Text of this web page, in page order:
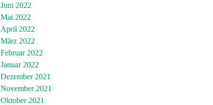
Juni 2022
Mai 2022
April 2022
März 2022
Februar 2022
Januar 2022
Dezember 2021
November 2021
Oktober 2021